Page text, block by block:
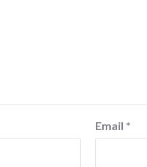
Email *